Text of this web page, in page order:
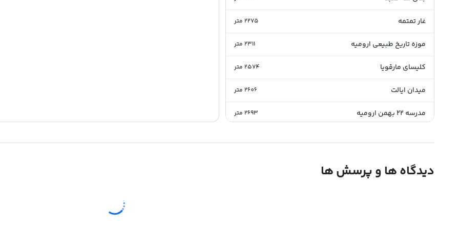
غار تمتمه 2275 متر
موزه تاریخ طبیعی ارومیه 2311 متر
کلیسای مارقویا 2574 متر
میدان ایالت 2606 متر
مدرسه 22 بهمن ارومیه 2693 متر
دیدگاه ها و پرسش ها